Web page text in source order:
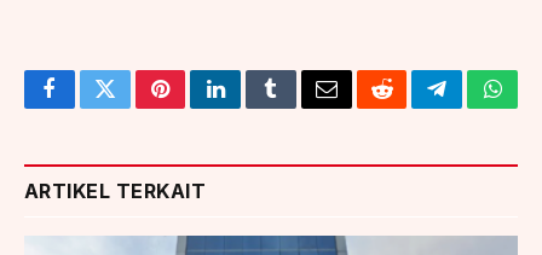
FacebookTwitterPinterestLinkedInTumblrEmailRedditTelegram
ARTIKEL TERKAIT